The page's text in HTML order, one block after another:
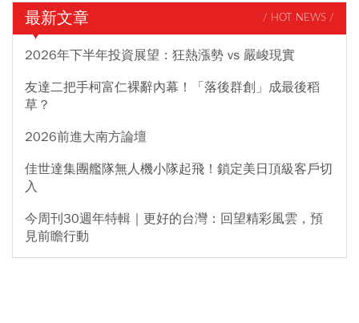
最新文章 / HOT NEWS /
2026年下半年投資展望：狂熱漲勢 vs 嚴峻現實
友達二把手柯富仁裸辭內幕！「落後群創」成最後稻
草？
2026前進大南方論壇
佳世達集團艦隊無人機小隊起飛！鎖定美日頂級客戶切
入
今周刊30週年特輯｜更好的台灣：回望精彩風雲，預
見前瞻行動